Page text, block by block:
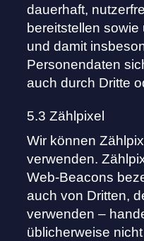
dauerhaft,
bereitstellen
und damit
Personendaten
auch durch Dritte
5.3 Zählpixel
Wir können
verwenden.
Web-Beacons
auch von Dritten,
verwenden –
üblicherweise